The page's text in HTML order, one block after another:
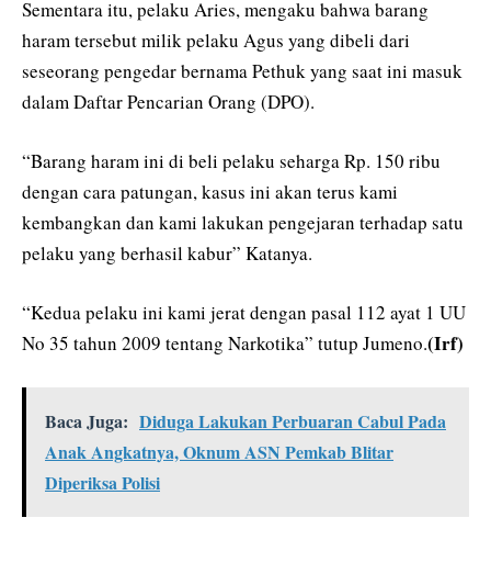
Sementara itu, pelaku Aries, mengaku bahwa barang
haram tersebut milik pelaku Agus yang dibeli dari
seseorang pengedar bernama Pethuk yang saat ini masuk
dalam Daftar Pencarian Orang (DPO).
“Barang haram ini di beli pelaku seharga Rp. 150 ribu
dengan cara patungan, kasus ini akan terus kami
kembangkan dan kami lakukan pengejaran terhadap satu
pelaku yang berhasil kabur” Katanya.
“Kedua pelaku ini kami jerat dengan pasal 112 ayat 1 UU
No 35 tahun 2009 tentang Narkotika” tutup Jumeno.(Irf)
Baca Juga: Diduga Lakukan Perbuaran Cabul Pada
Anak Angkatnya, Oknum ASN Pemkab Blitar
Diperiksa Polisi